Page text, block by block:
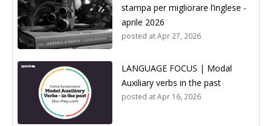
stampa per migliorare l’inglese -
aprile 2026
posted atApr 27, 2026
LANGUAGE FOCUS | Modal
Auxiliary verbs in the past
posted atApr 16, 2026